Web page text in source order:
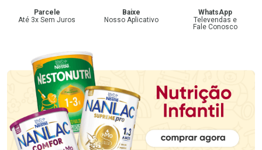
Parcele
Até 3x Sem Juros
Baixe
Nosso Aplicativo
WhatsApp
Televendas e
Fale Conosco